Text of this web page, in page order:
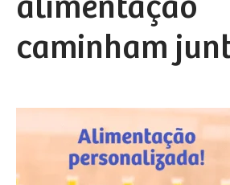
alimentação
caminham